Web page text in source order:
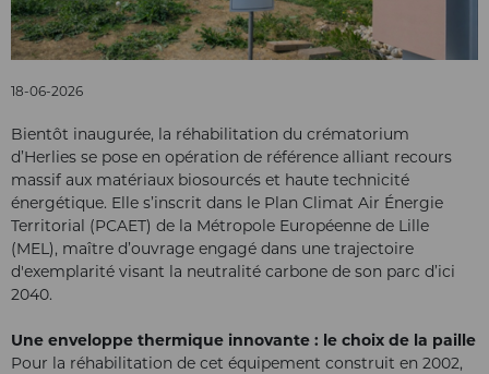
18-06-2026
Bientôt inaugurée, la réhabilitation du crématorium
d’Herlies se pose en opération de référence alliant recours
massif aux matériaux biosourcés et haute technicité
énergétique. Elle s’inscrit dans le Plan Climat Air Énergie
Territorial (PCAET) de la Métropole Européenne de Lille
(MEL), maître d’ouvrage engagé dans une trajectoire
d'exemplarité visant la neutralité carbone de son parc d’ici
2040.
Une enveloppe thermique innovante : le choix de la paille
Pour la réhabilitation de cet équipement construit en 2002,